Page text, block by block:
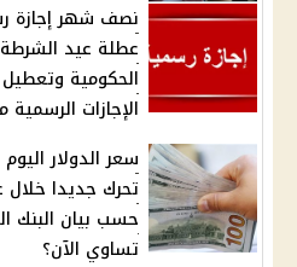
نصف شهر إجازة
عطلة عيد الشرطة
الحكومية
الإجازات الرسمية
تحرك جديدا
تساوي الآن؟